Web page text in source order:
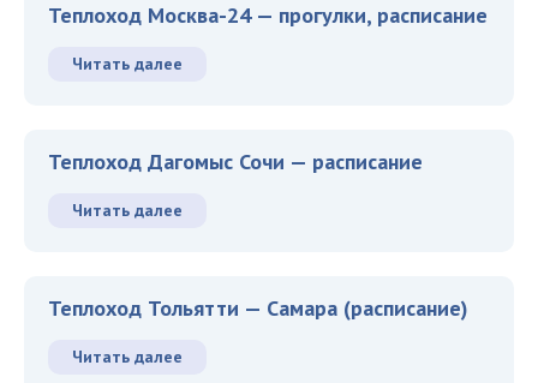
Теплоход Москва-24 — прогулки, расписание
Читать далее
Теплоход Дагомыс Сочи — расписание
Читать далее
Теплоход Тольятти — Самара (расписание)
Читать далее